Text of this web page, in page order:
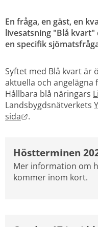
En fråga, en gäst, en
livesatsning "Blå
en specifik
Syftet med Blå kvart är
aktuella och angelägna
Hållbara blå näringars
Landsbygdsnätverkets
sida
Länk till annan
.
Höstterminen
Mer information om
kommer inom kort.